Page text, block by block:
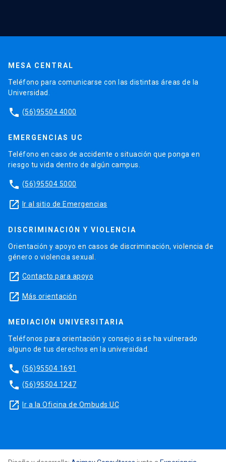
MESA CENTRAL
Teléfono para comunicarse con las distintas áreas de la
Universidad.
phone (56)95504 4000
EMERGENCIAS UC
Teléfono en caso de accidente o situación que ponga en
riesgo tu vida dentro de algún campus.
phone (56)95504 5000
launch Ir al sitio de Emergencias
DISCRIMINACIÓN Y VIOLENCIA
Orientación y apoyo en casos de discriminación, violencia de
género o violencia sexual.
launch Contacto para apoyo
launch Más orientación
MEDIACIÓN UNIVERSITARIA
Teléfonos para orientación y consejo si se ha vulnerado
alguno de tus derechos en la universidad.
phone (56)95504 1691
phone (56)95504 1247
launch Ir a la Oficina de Ombuds UC